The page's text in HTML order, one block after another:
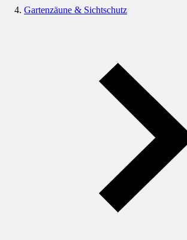
Gartenzäune & Sichtschutz